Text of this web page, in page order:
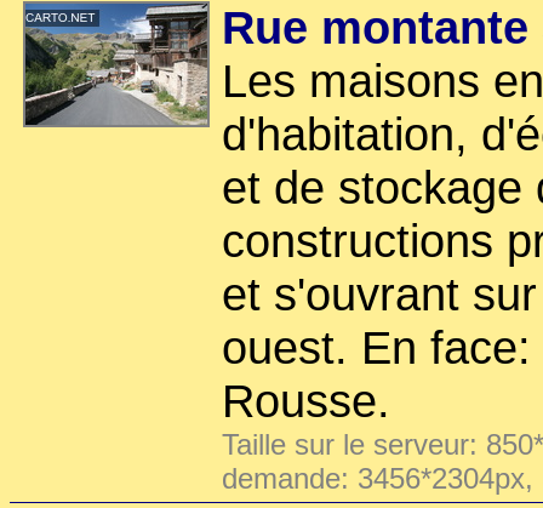
Rue
Les maisons
d'habitation,
et de stockage
constructions
et s'ouvrant
ouest. En
Rousse.
Taille sur le serveur:
demande: